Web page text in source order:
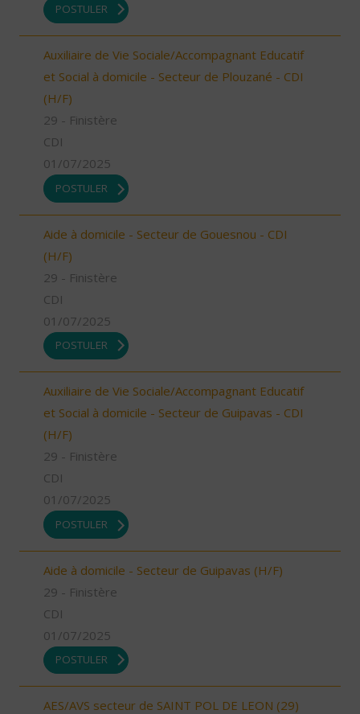
POSTULER
Auxiliaire de Vie Sociale/Accompagnant Educatif
et Social à domicile - Secteur de Plouzané - CDI
(H/F)
29 - Finistère
CDI
01/07/2025
POSTULER
Aide à domicile - Secteur de Gouesnou - CDI
(H/F)
29 - Finistère
CDI
01/07/2025
POSTULER
Auxiliaire de Vie Sociale/Accompagnant Educatif
et Social à domicile - Secteur de Guipavas - CDI
(H/F)
29 - Finistère
CDI
01/07/2025
POSTULER
Aide à domicile - Secteur de Guipavas (H/F)
29 - Finistère
CDI
01/07/2025
POSTULER
AES/AVS secteur de SAINT POL DE LEON (29)